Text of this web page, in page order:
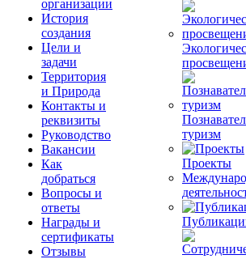
организации
История
создания
Цели и
задачи
Территория
и Природа
Контакты и
реквизиты
Руководство
Вакансии
Как
добраться
Вопросы и
ответы
Награды и
сертификаты
Отзывы
туризм
Проекты